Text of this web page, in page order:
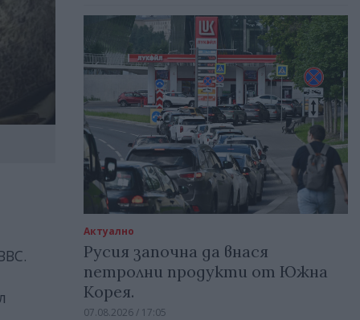
Актуално
Русия започна да внася
петролни продукти от Южна
Корея.
07.08.2026 / 17:05